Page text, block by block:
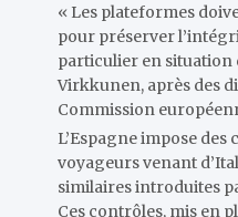
« Les plateformes
pour préserver
particulier en situation
Virkkunen, après des
Commission
L’Espagne impose
voyageurs venant
similaires introduites
Ces contrôles, mis en